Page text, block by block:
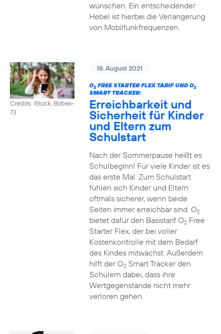
wünschen. Ein entscheidender
Hebel ist hierbei die Verlängerung
von Mobilfunkfrequenzen.
Credits: iStock, Bobex-
73
18. August 2021
O2FREE STARTER FLEX TARIF UND O2
SMART TRACKER:
Erreichbarkeit und
Sicherheit für Kinder
und Eltern zum
Schulstart
Nach der Sommerpause heißt es:
Schulbeginn! Für viele Kinder ist es
das erste Mal. Zum Schulstart
fühlen sich Kinder und Eltern
oftmals sicherer, wenn beide
Seiten immer erreichbar sind. O2
bietet dafür den Basistarif O2Free
Starter Flex, der bei voller
Kostenkontrolle mit dem Bedarf
des Kindes mitwächst. Außerdem
hilft der O2Smart Tracker den
Schülern dabei, dass ihre
Wertgegenstände nicht mehr
verloren gehen.